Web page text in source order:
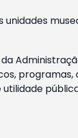
unidades
programas,